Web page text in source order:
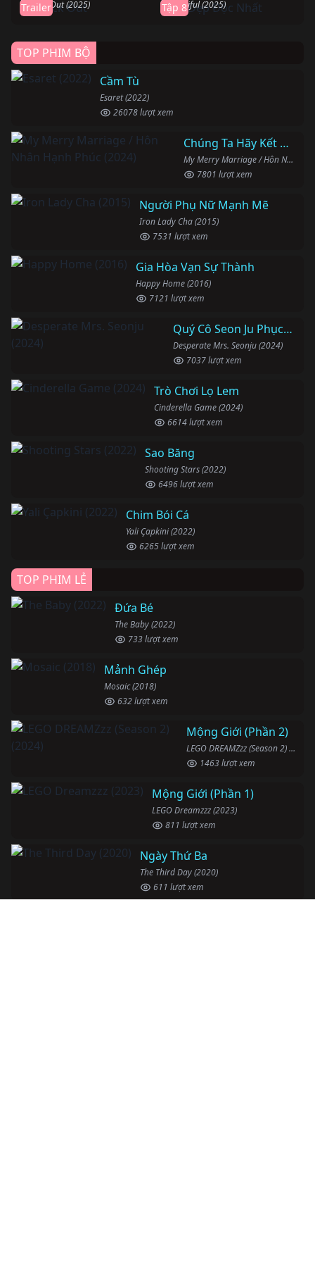
Knock Out (2025)
Trailer Beautiful (2025)
Tập 8
TOP PHIM BỘ
Cầm Tù
Esaret (2022)
26078 lượt xem
Chúng Ta Hãy Kết Hôn Nhé
My Merry Marriage / Hôn Nhân Hạnh Phúc (2024)
7801 lượt xem
Người Phụ Nữ Mạnh Mẽ
Iron Lady Cha (2015)
7531 lượt xem
Gia Hòa Vạn Sự Thành
Happy Home (2016)
7121 lượt xem
Quý Cô Seon Ju Phục Thù
Desperate Mrs. Seonju (2024)
7037 lượt xem
Trò Chơi Lọ Lem
Cinderella Game (2024)
6614 lượt xem
Sao Băng
Shooting Stars (2022)
6496 lượt xem
Chim Bói Cá
Yali Çapkini (2022)
6265 lượt xem
TOP PHIM LẺ
Đứa Bé
The Baby (2022)
733 lượt xem
Mảnh Ghép
Mosaic (2018)
632 lượt xem
Mộng Giới (Phần 2)
LEGO DREAMZzz (Season 2) (2024)
1463 lượt xem
Mộng Giới (Phần 1)
LEGO Dreamzzz (2023)
811 lượt xem
Ngày Thứ Ba
The Third Day (2020)
611 lượt xem